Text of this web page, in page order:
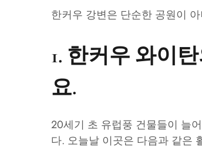
한커우 강변은 단순한 공원이
1. 한커우 와이
요.
20세기 초 유럽풍 건물들이 늘
다. 오늘날 이곳은 다음과 같은